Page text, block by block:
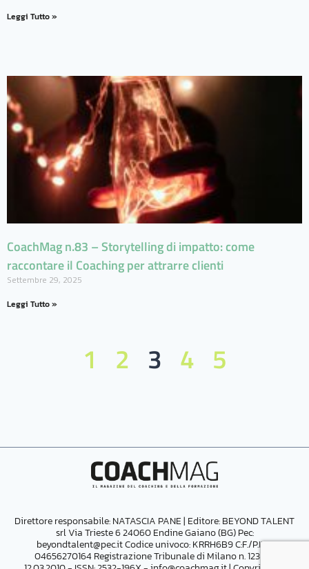
Leggi Tutto »
CoachMag n.83 – Storytelling di impatto: come
raccontare il Coaching per attrarre clienti
Settembre 29, 2025
Leggi Tutto »
1 2 3 4 5
Direttore responsabile: NATASCIA PANE | Editore: BEYOND TALENT
srl Via Trieste 6 24060 Endine Gaiano (BG) Pec:
beyondtalent@pec.itCodice univoco: KRRH6B9 C:F./P.IVA
04656270164 Registrazione Tribunale di Milano n. 123 del